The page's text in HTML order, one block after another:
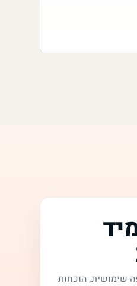
שימושית, הוכחות